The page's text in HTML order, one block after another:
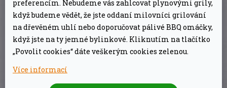
preferencím. Nebudeme vás zahlcovat plynovými grily,
když budeme vědět, že jste oddaní milovníci grilování
na dřevěném uhlí nebo doporučovat pálivé BBQ omáčky,
když jste na ty jemné bylinkové. Kliknutím na tlačítko
„Povolit cookies“ dáte veškerým cookies zelenou.
Více informací
pro konvektor a 2 polovičních nerezových
roštů
Sada grilovacích roštů umožňuje používat
a nepřímé grilování, uzení, ohřívání apod.),